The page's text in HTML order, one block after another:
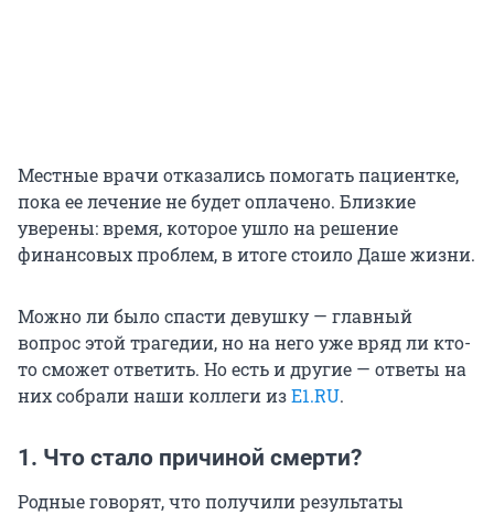
Местные врачи отказались помогать пациентке,
пока ее лечение не будет оплачено. Близкие
уверены: время, которое ушло на решение
финансовых проблем, в итоге стоило Даше жизни.
Можно ли было спасти девушку — главный
вопрос этой трагедии, но на него уже вряд ли кто-
то сможет ответить. Но есть и другие — ответы на
них собрали наши коллеги изE1.RU.
1. Что стало причиной смерти?
Родные говорят, что получили результаты